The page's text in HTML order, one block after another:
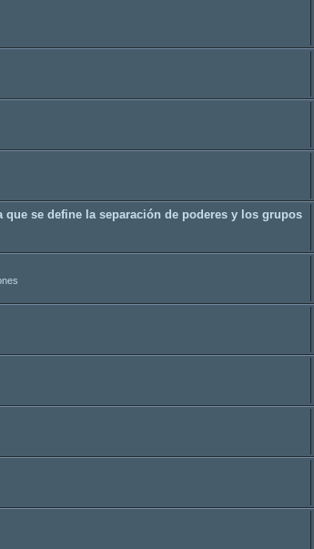
que se define la separación de poderes y los grupos